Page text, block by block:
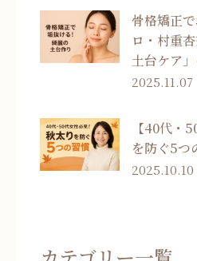
骨格矯正
ロ・村重
土台ケア
2025.11.07
【40代・
を防ぐ5つ
2025.10.10